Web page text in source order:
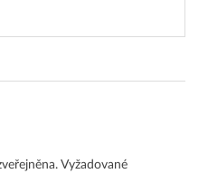
Vyžadované